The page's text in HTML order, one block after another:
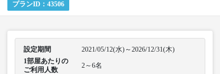
プランID： 43506
設定期間
2021/05/12(水)～2026/12/31(木)
1部屋あたりの
ご利用人数
2～6名